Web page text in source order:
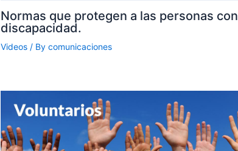
Normas que protegen a las personas con
discapacidad.
Videos/ By comunicaciones